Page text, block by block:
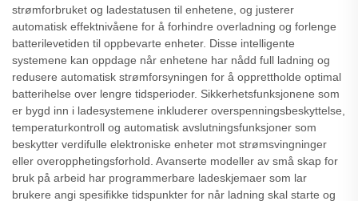
strømforbruket og ladestatusen til enhetene, og justerer
automatisk effektnivåene for å forhindre overladning og forlenge
batterilevetiden til oppbevarte enheter. Disse intelligente
systemene kan oppdage når enhetene har nådd full ladning og
redusere automatisk strømforsyningen for å opprettholde optimal
batterihelse over lengre tidsperioder. Sikkerhetsfunksjonene som
er bygd inn i ladesystemene inkluderer overspenningsbeskyttelse,
temperaturkontroll og automatisk avslutningsfunksjoner som
beskytter verdifulle elektroniske enheter mot strømsvingninger
eller overopphetingsforhold. Avanserte modeller av små skap for
bruk på arbeid har programmerbare ladeskjemaer som lar
brukere angi spesifikke tidspunkter for når ladning skal starte og